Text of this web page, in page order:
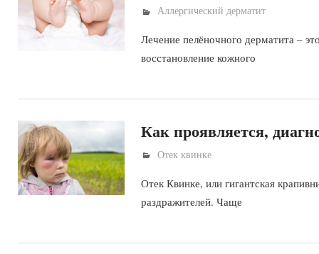
Аллергический дерматит
Лечение пелёночного дерматита –
восстановление кожного
Как проявляется,
Отек квинке
Отек Квинке, или гигантская
раздражителей. Чаще